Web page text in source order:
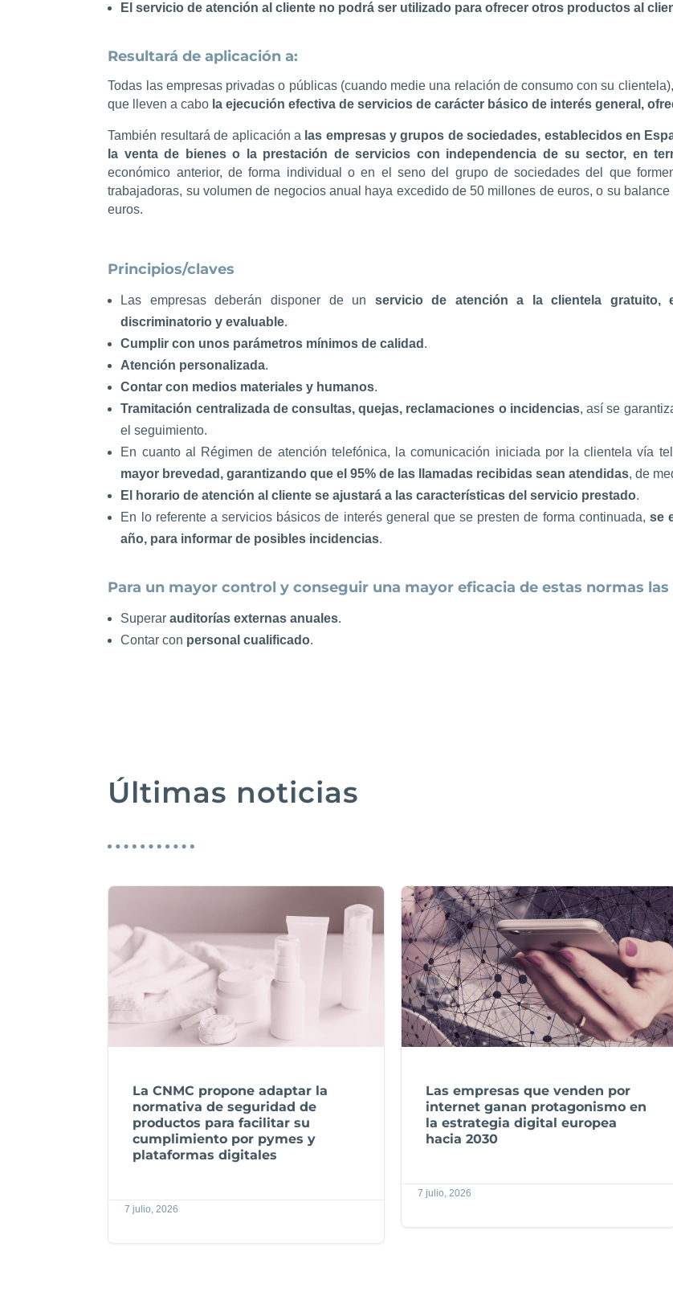
El servicio de atención al cliente no podrá ser utilizado para ofrecer otros productos al
Resultará de aplicación a:
Todas las empresas privadas o públicas (cuando medie una relación de consumo con su
que lleven a cabo la ejecución efectiva de servicios de carácter básico de interés general,
También resultará de aplicación a las empresas y grupos de sociedades, establecidos en
la venta de bienes o la prestación de servicios con independencia de su sector, en
económico anterior, de forma individual o en el seno del grupo de sociedades del que
trabajadoras, su volumen de negocios anual haya excedido de 50 millones de euros, o su
euros.
Principios/claves
Las empresas deberán disponer de un servicio de atención a la clientela gratuito,
discriminatorio y evaluable.
Cumplir con unos parámetros mínimos de calidad .
Atención personalizada.
Contar con medios materiales y humanos.
Tramitación centralizada de consultas, quejas, reclamaciones o incidencias, así se
el seguimiento.
En cuanto al Régimen de atención telefónica, la comunicación iniciada por la clientela vía
mayor brevedad, garantizando que el 95% de las llamadas recibidas sean atendidas, de
El horario de atención al cliente se ajustará a las características del servicio prestado.
En lo referente a servicios básicos de interés general que se presten de forma continuada, se
año, para informar de posibles incidencias.
Para un mayor control y conseguir una mayor eficacia de estas normas las
Superarauditorías externas anuales.
Contar con personal cualificado.
Últimas noticias
La CNMC propone adaptar la
normativa de seguridad de
productos para facilitar su
cumplimiento por pymes y
plataformas digitales
7 julio, 2026
Las empresas que venden por
internet ganan protagonismo en
la estrategia digital europea
hacia 2030
7 julio, 2026